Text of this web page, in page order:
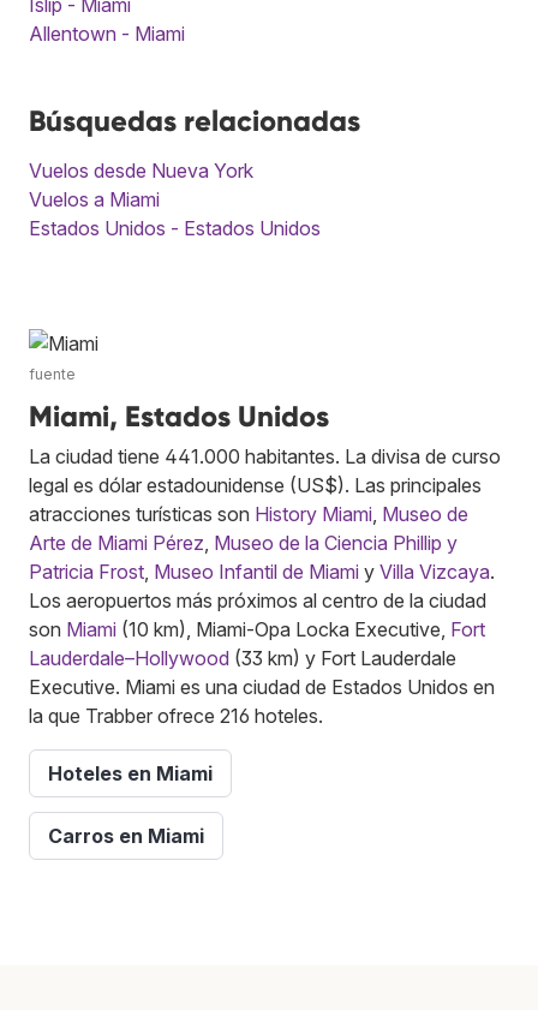
Allentown - Miami
Búsquedas relacionadas
Vuelos desde Nueva York
Vuelos a Miami
Estados Unidos - Estados Unidos
fuente
Miami, Estados Unidos
La ciudad tiene 441.000 habitantes. La divisa de curso
legal es dólar estadounidense (US$). Las principales
atracciones turísticas son History Miami Museo de
Arte de Miami Pérez Museo de la Ciencia Phillip y
Patricia Frost Museo Infantil de Miami y Villa Vizcaya.
Los aeropuertos más próximos al centro de la ciudad
son Miami (10 km), Miami-Opa Locka Executive, Fort
Lauderdale–Hollywood (33 km) y Fort Lauderdale
Executive. Miami es una ciudad de Estados Unidos en
la que Trabber ofrece 216 hoteles.
Hoteles en Miami
Carros en Miami